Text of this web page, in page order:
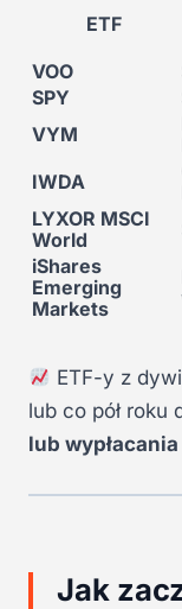
ETF
VOO
SPY
VYM
IWDA
LYXOR MSCI
World
iShares
Emerging
Markets
ETF-y z
lub co pół roku
lub
Jak